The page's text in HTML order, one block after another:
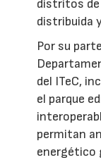
distritos de
distribuida
Por su
del ITeC,
el parque
permitan
energético